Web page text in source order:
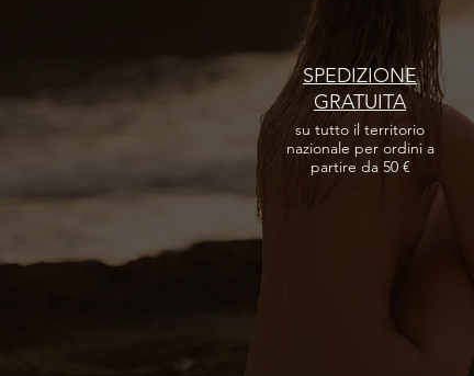
SPEDIZIONE
GRATUITA
su tutto il territorio
nazionale per ordini a
partire da 50 €